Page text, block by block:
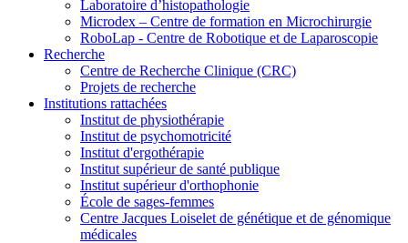
Laboratoire d’histopathologie
Microdex – Centre de formation en Microchirurgie
RoboLap - Centre de Robotique et de Laparoscopie
Recherche
Centre de Recherche Clinique (CRC)
Projets de recherche
Institutions rattachées
Institut de physiothérapie
Institut de psychomotricité
Institut d'ergothérapie
Institut supérieur de santé publique
Institut supérieur d'orthophonie
École de sages-femmes
Centre Jacques Loiselet de génétique et de génomique
médicales